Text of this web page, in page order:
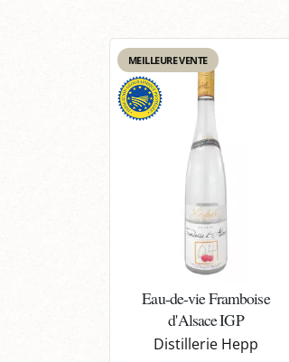
MEILLEURE VENTE
Eau-de-vie Framboise
d'Alsace IGP
Distillerie Hepp